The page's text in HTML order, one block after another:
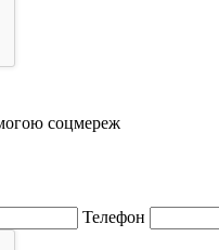
соцмереж
Телефон